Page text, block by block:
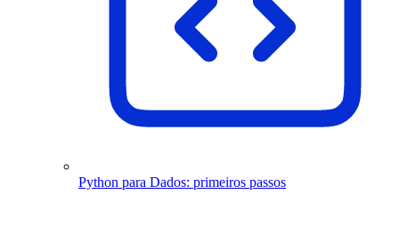
Python para Dados: primeiros passos